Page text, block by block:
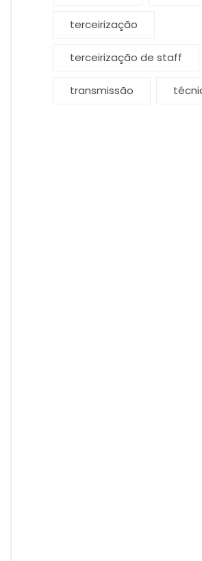
terceirização
terceirização de staff
transmissão